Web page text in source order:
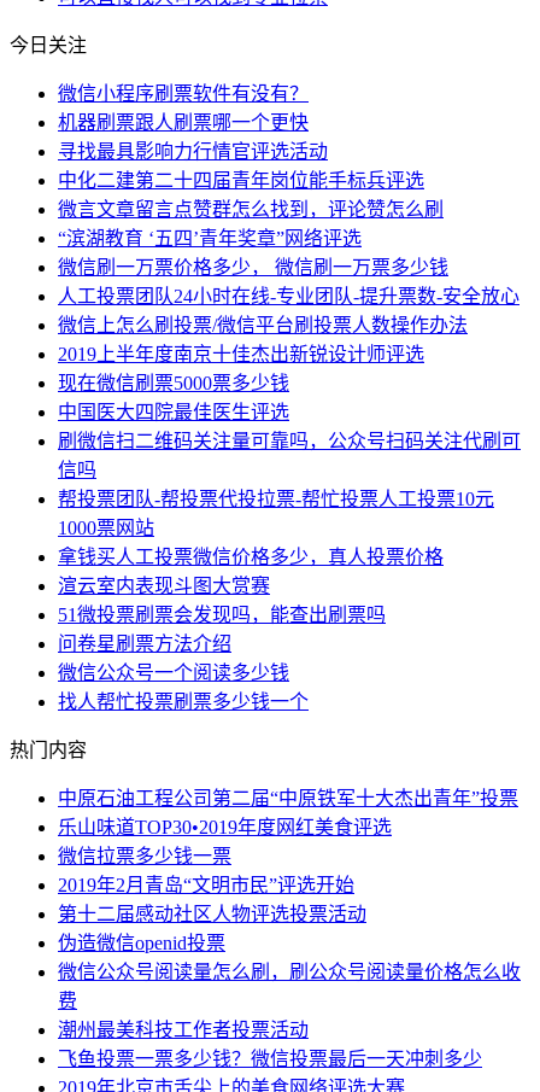
今日关注
微信小程序刷票软件有没有？
机器刷票跟人刷票哪一个更快
寻找最具影响力行情官评选活动
中化二建第二十四届青年岗位能手标兵评选
微言文章留言点赞群怎么找到，评论赞怎么刷
“滨湖教育 ‘五四’青年奖章”网络评选
微信刷一万票价格多少， 微信刷一万票多少钱
人工投票团队24小时在线-专业团队-提升票数-安全放心
微信上怎么刷投票/微信平台刷投票人数操作办法
2019上半年度南京十佳杰出新锐设计师评选
现在微信刷票5000票多少钱
中国医大四院最佳医生评选
刷微信扫二维码关注量可靠吗，公众号扫码关注代刷可
信吗
帮投票团队-帮投票代投拉票-帮忙投票人工投票10元
1000票网站
拿钱买人工投票微信价格多少，真人投票价格
渲云室内表现斗图大赏赛
51微投票刷票会发现吗，能查出刷票吗
问卷星刷票方法介绍
微信公众号一个阅读多少钱
找人帮忙投票刷票多少钱一个
热门内容
中原石油工程公司第二届“中原铁军十大杰出青年”投票
乐山味道TOP30•2019年度网红美食评选
微信拉票多少钱一票
2019年2月青岛“文明市民”评选开始
第十二届感动社区人物评选投票活动
伪造微信openid投票
微信公众号阅读量怎么刷，刷公众号阅读量价格怎么收
费
潮州最美科技工作者投票活动
飞鱼投票一票多少钱？微信投票最后一天冲刺多少
2019年北京市舌尖上的美食网络评选大赛